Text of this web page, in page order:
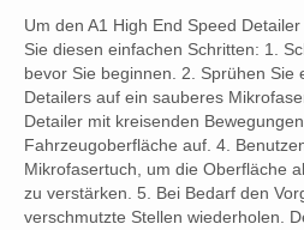
Um den A1 High End Speed
Sie diesen einfachen Schritten: 1.
bevor Sie beginnen. 2. Sprühen Sie
Detailers auf ein sauberes
Detailer mit kreisenden
Fahrzeugoberfläche auf. 4.
Mikrofasertuch, um die Oberfläche
zu verstärken. 5. Bei Bedarf den
verschmutzte Stellen wiederholen.